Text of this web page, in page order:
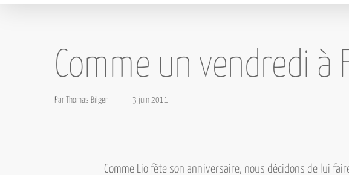
Comme un vendredi à
Par Thomas Bilger 3 juin 2011
Comme Lio fête son anniversaire, nous décidons de lui